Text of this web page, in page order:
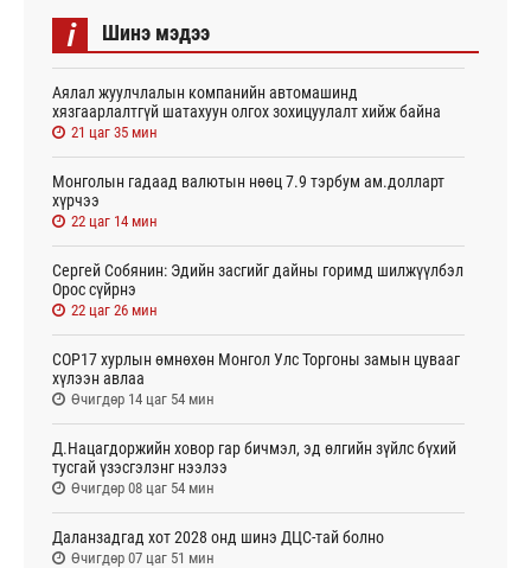
i Шинэ мэдээ
Аялал жуулчлалын компанийн автомашинд
хязгаарлалтгүй шатахуун олгох зохицуулалт хийж байна
21 цаг 35 мин
Монголын гадаад валютын нөөц 7.9 тэрбум ам.долларт
хүрчээ
22 цаг 14 мин
Сергей Собянин: Эдийн засгийг дайны горимд шилжүүлбэл
Орос сүйрнэ
22 цаг 26 мин
COP17 хурлын өмнөхөн Монгол Улс Торгоны замын цувааг
хүлээн авлаа
Өчигдөр 14 цаг 54 мин
Д.Нацагдоржийн ховор гар бичмэл, эд өлгийн зүйлс бүхий
тусгай үзэсгэлэнг нээлээ
Өчигдөр 08 цаг 54 мин
Даланзадгад хот 2028 онд шинэ ДЦС-тай болно
Өчигдөр 07 цаг 51 мин